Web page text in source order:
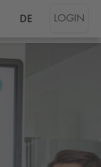
DE LOGIN
Dr.